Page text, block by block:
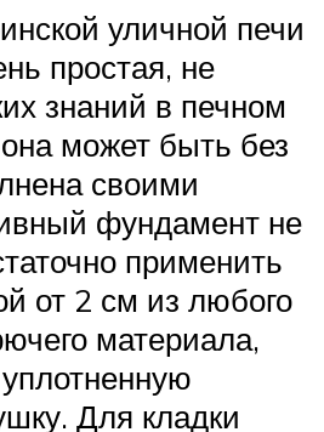
уличной печи
простая, не
знаний в печном
может быть без
своими
фундамент не
применить
от 2 см из любого
материала,
Для кладки